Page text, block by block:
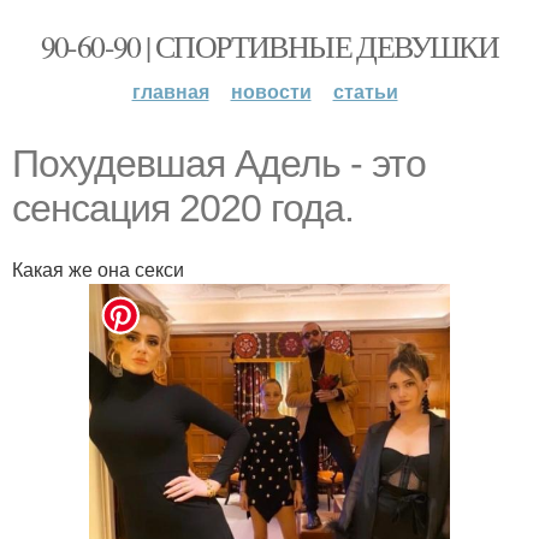
90-60-90 | СПОРТИВНЫЕ ДЕВУШКИ
главная новости статьи
Похудевшая Адель - это
сенсация 2020 года.
Какая же она секси